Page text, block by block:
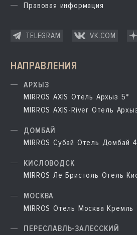
Правовая информация
TELEGRAM VK.COM
НАПРАВЛЕНИЯ
АРХЫЗ
MIRROS AXIS Отель Архыз 5*
MIRROS AXIS-River Отель
ДОМБАЙ
MIRROS Субай Отель Домбай
КИСЛОВОДСК
MIRROS Ле Бристоль Отель
МОСКВА
MIRROS Отель Москва Кремль
ПЕРЕСЛАВЛЬ-ЗАЛЕССКИЙ